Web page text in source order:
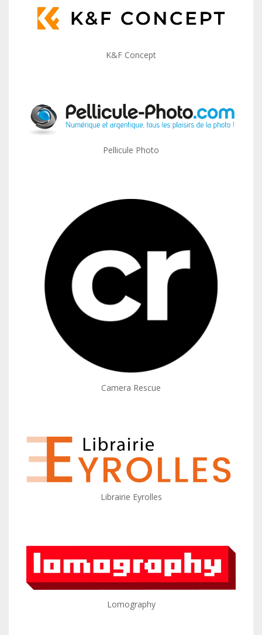
K&F Concept
Pellicule Photo
Camera Rescue
Librairie Eyrolles
Lomography